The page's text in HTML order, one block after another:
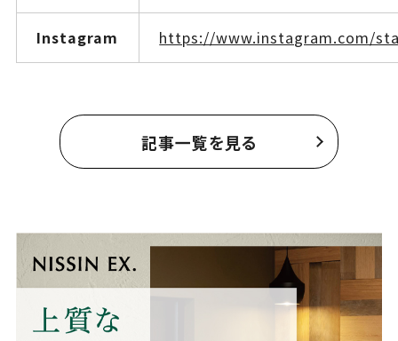
Instagram https://www.instagram.com/
記事一覧を見る